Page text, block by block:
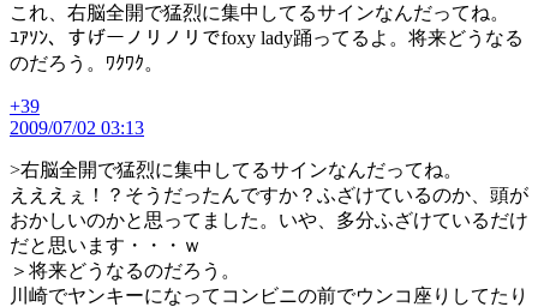
これ、右脳全開で猛烈に集中してるサインなんだってね。
ﾕｱｿﾝ、すげーノリノリでfoxy lady踊ってるよ。将来どうなる
のだろう。ﾜｸﾜｸ。
+39の
発
言:
2009/07/02 03:13
>右脳全開で猛烈に集中してるサインなんだってね。
えええぇ！？そうだったんですか？ふざけているのか、頭が
おかしいのかと思ってました。いや、多分ふざけているだけ
だと思います・・・ｗ
＞将来どうなるのだろう。
川崎でヤンキーになってコンビニの前でウンコ座りしてたり